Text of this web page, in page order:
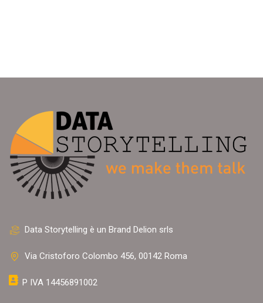
Data Storytelling è un Brand Delion srls
Via Cristoforo Colombo 456, 00142 Roma
P IVA 14456891002